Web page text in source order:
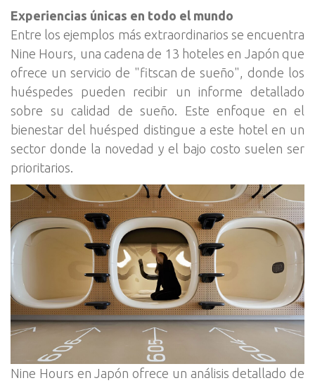
Experiencias únicas en todo el mundo
Entre los ejemplos más extraordinarios se encuentra
Nine Hours, una cadena de 13 hoteles en Japón que
ofrece un servicio de "fitscan de sueño", donde los
huéspedes pueden recibir un informe detallado
sobre su calidad de sueño. Este enfoque en el
bienestar del huésped distingue a este hotel en un
sector donde la novedad y el bajo costo suelen ser
prioritarios.
Nine Hours en Japón ofrece un análisis detallado de